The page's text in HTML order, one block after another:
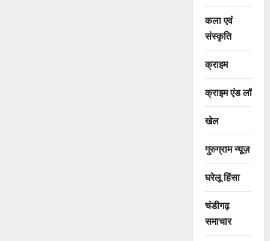
कला एवं
संस्कृति
क्राइम
क्राइम एंड लॉ
खेल
गुरुग्राम न्यूज़
घरेलू हिंसा
चंडीगढ़
समाचार